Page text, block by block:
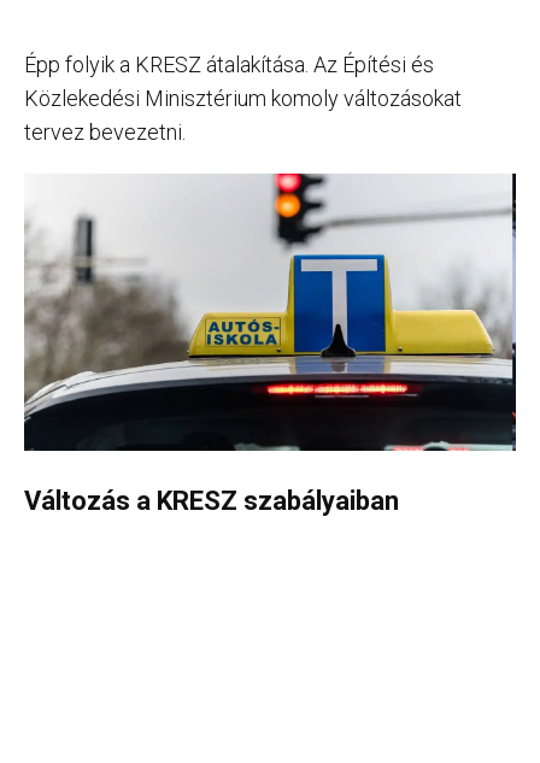
Épp folyik a KRESZ átalakítása. Az Építési és
Közlekedési Minisztérium komoly változásokat
tervez bevezetni.
Változás a KRESZ szabályaiban